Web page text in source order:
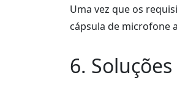
Uma vez que os
cápsula de microfone
6.